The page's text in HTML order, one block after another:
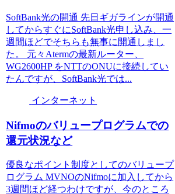
SoftBank光の開通 先日ギガラインが開通
してからすぐにSoftBank光申し込み、一
週間ほどでそちらも無事に開通しまし
た。 元々Atermの最新ルーター、
WG2600HP をNTTのONUに接続してい
たんですが、SoftBank光では...
インターネット
Nifmoのバリュープログラムでの
還元状況など
優良なポイント制度としてのバリュープ
ログラム MVNOのNifmoに加入してから
3週間ほど経つわけですが、今のところ